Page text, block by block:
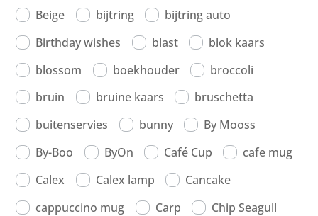
Beige
bijtring
bijtring auto
Birthday wishes
blast
blok kaars
blossom
boekhouder
broccoli
bruin
bruine kaars
bruschetta
buitenservies
bunny
By Mooss
By-Boo
ByOn Café Cup
cafe mug
Calex
Calex lamp
Cancake
cappuccino mug
Carp
Chip Seagull